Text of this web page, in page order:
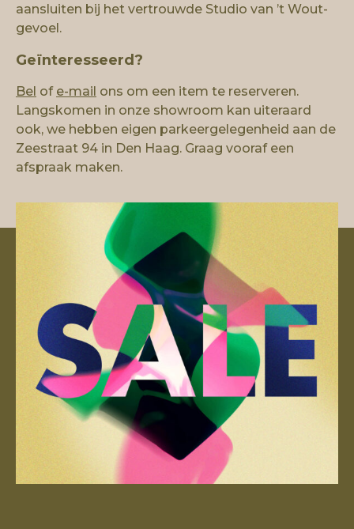
Showroom
Studio van ’t Wout
Lema flagshipstore
Onze merken
Portfolio
Projecten
Nieuws en trends
Contact
Kennismaken
aansluiten bij het vertrouwde Studio van ’t Wout-
gevoel.
Geïnteresseerd?
Bel of e-mail ons om een item te reserveren.
Langskomen in onze showroom kan uiteraard
ook, we hebben eigen parkeergelegenheid aan de
Zeestraat 94 in Den Haag. Graag vooraf een
afspraak maken.